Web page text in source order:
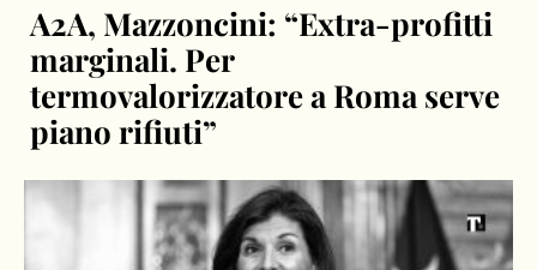
A2A, Mazzoncini: “Extra-profitti
marginali. Per
termovalorizzatore a Roma serve
piano rifiuti”